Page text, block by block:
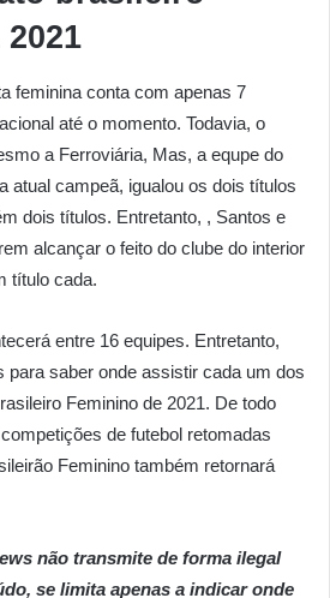
feminina conta com apenas 7
até o momento. Todavia, o
a Ferroviária, Mas, a equpe do
atual campeã, igualou os dois títulos
dois títulos. Entretanto, , Santos e
alcançar o feito do clube do interior
título cada.
entre 16 equipes. Entretanto,
para saber onde assistir cada um dos
Feminino de 2021. De todo
de futebol retomadas
Feminino também retornará
não transmite de forma ilegal
se limita apenas a indicar onde